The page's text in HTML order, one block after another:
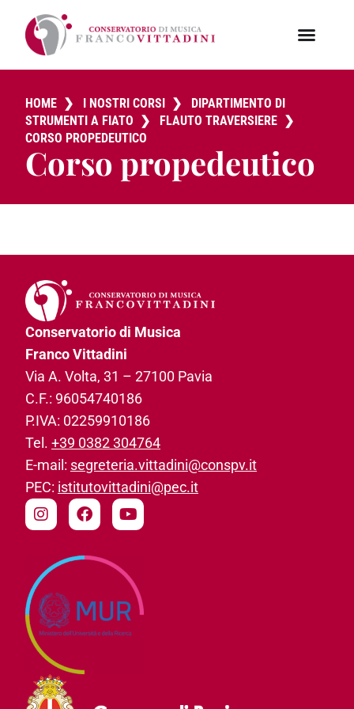
HOME ❯ I NOSTRI CORSI ❯ DIPARTIMENTO DI
STRUMENTI A FIATO ❯ FLAUTO TRAVERSIERE ❯
CORSO PROPEDEUTICO
Corso propedeutico
Conservatorio di Musica
Franco Vittadini
Via A. Volta, 31­ – 27100 Pavia
C.F.: 96054740186­
P.IVA: 02259910186­
Tel. +39 0382 304764
E-mail: segreteria.vittadini@conspv.it
PEC: istitutovittadini@pec.it